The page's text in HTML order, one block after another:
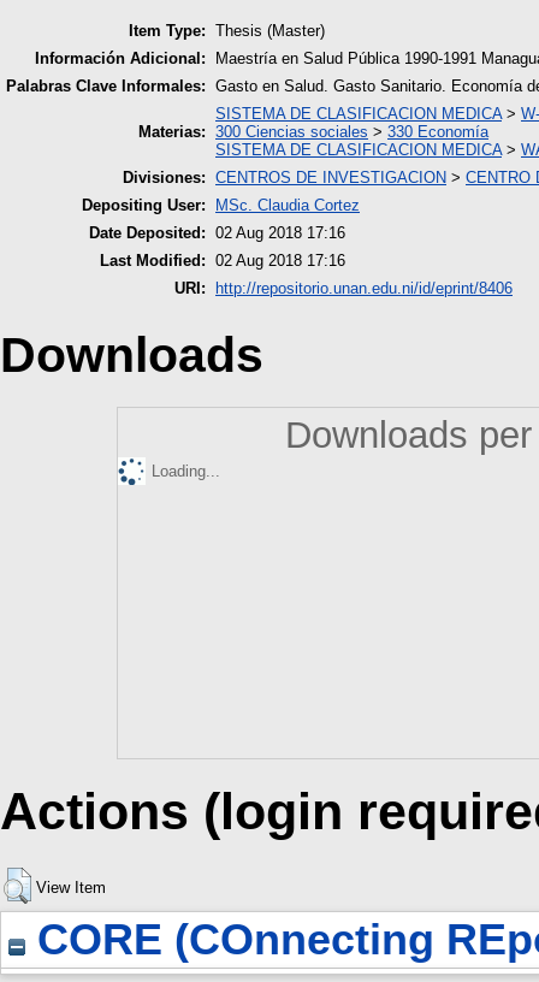
Item Type: Thesis (Master)
Información Adicional:
Maestría en Salud Pública 1990-1991
Palabras Clave Informales: Gasto en Salud. Gasto Sanitario. Economía
Materias:
SISTEMA DE CLASIFICACION MEDICA>
300 Ciencias sociales > 330 Economía
SISTEMA DE CLASIFICACION MEDICA>
Divisiones: CENTROS DE INVESTIGACION > CENTRO
Depositing User:
MSc. Claudia Cortez
Date Deposited: 02 Aug 2018 17:16
Last Modified: 02 Aug 2018 17:16
URI:
http://repositorio.unan.edu.ni/id/eprint/8406
Downloads
Downloads
Loading...
Actions (login
View Item
CORE (COnnecting